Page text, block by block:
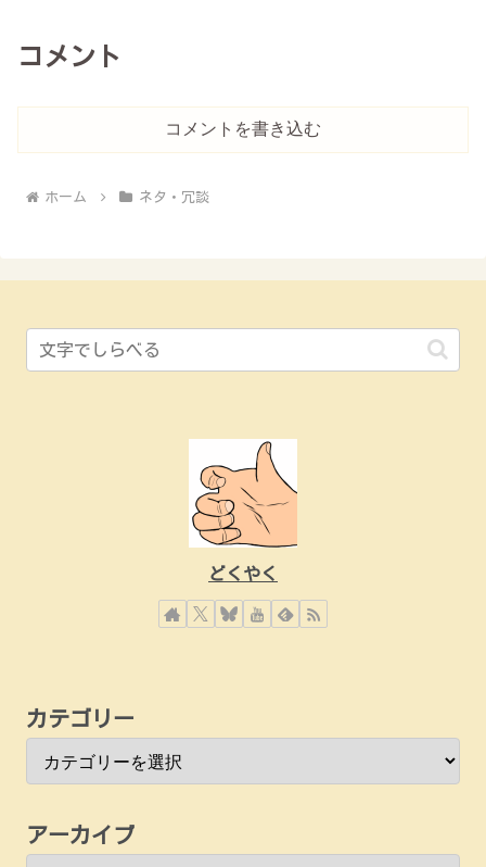
コメント
コメントを書き込む
ホーム ネタ・冗談
どくやく
カテゴリー
アーカイブ